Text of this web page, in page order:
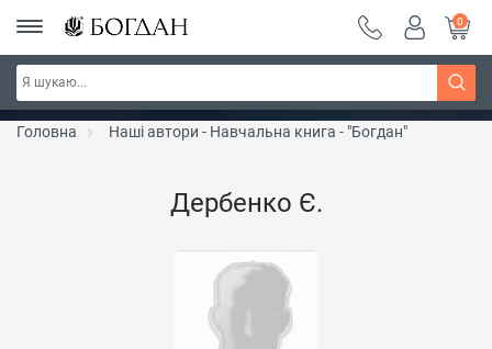
РОЗПРОДАЖ ~ 150 грн ~ 200 грн ~ 250 грн ~
300 грн ~ РОЗПРОДАЖ
Дізнатись більше
0
Головна Наші автори - Навчальна книга - "Богдан"
Дербенко Є.